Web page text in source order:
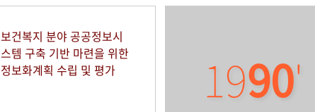
보건복지 분야 공공정보시
스템 구축 기반 마련을 위한
정보화계획 수립 및 평가
1990'